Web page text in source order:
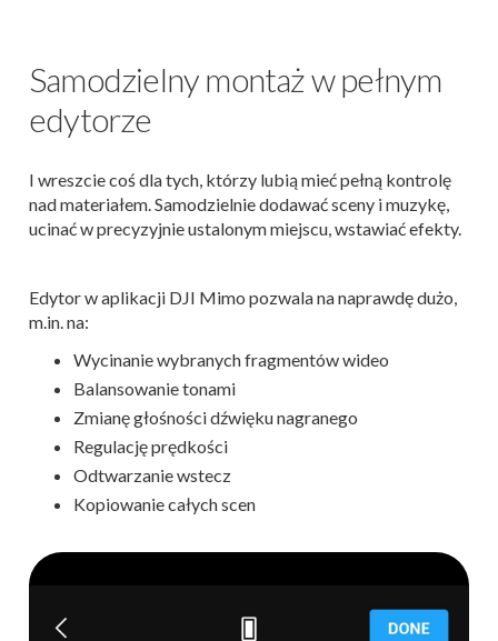
Samodzielny montaż w pełnym
edytorze
I wreszcie coś dla tych, którzy lubią mieć pełną kontrolę
nad materiałem. Samodzielnie dodawać sceny i muzykę,
ucinać w precyzyjnie ustalonym miejscu, wstawiać efekty.
Edytor w aplikacji DJI Mimo pozwala na naprawdę dużo,
m.in. na:
Wycinanie wybranych fragmentów wideo
Balansowanie tonami
Zmianę głośności dźwięku nagranego
Regulację prędkości
Odtwarzanie wstecz
Kopiowanie całych scen